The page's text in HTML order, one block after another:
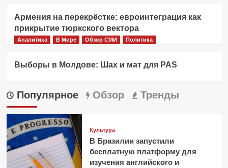
Армения на перекрёстке: евроинтеграция как
прикрытие тюркского вектора
Аналитика В Мире Обзор СМИ Политика
Выборы в Молдове: Шах и мат для PAS
Популярное Обзор Тренды
Культура
В Бразилии запустили
бесплатную платформу для
изучения английского и